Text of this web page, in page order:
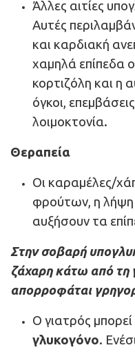
Άλλες αιτίες
Αυτές
και καρδιακή
χαμηλά επίπεδα
κορτιζόλη και η
όγκοι,
λοιμοκτονία.
Θεραπεία
Οι καραμέλες/
φρούτων, η λήψη
αυξήσουν τα
Στην σοβαρή
ζάχαρη κάτω από τη
απορροφάται
Ο γιατρός
γλυκογόνο.